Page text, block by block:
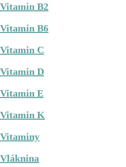
Vitamin B2
Vitamin B6
Vitamin C
Vitamin D
Vitamin E
Vitamin K
Vitaminy
Vláknina